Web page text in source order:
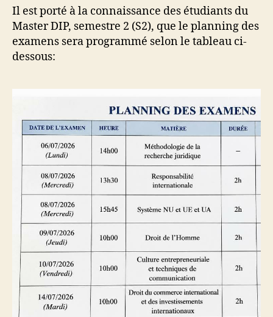
Il est porté à la connaissance des étudiants du
Master DIP, semestre 2 (S2), que le planning des
examens sera programmé selon le tableau ci-
dessous: